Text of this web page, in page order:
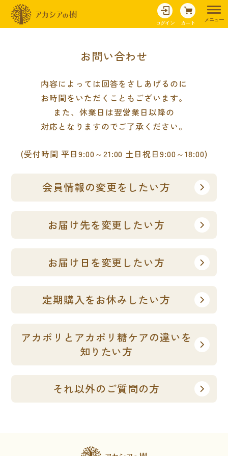
メニュー
ログイン カート
お問い合わせ
内容によっては回答をさしあげるのに
お時間をいただくこともございます。
また、休業日は翌営業日以降の
対応となりますのでご了承ください。
(受付時間 平日9:00～21:00 土日祝日9:00～18:00)
会員情報の変更をしたい方
お届け先を変更したい方
お届け日を変更したい方
定期購入をお休みしたい方
アカポリとアカポリ糖ケアの違いを
知りたい方
それ以外のご質問の方